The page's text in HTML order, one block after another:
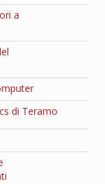
a
di Teramo